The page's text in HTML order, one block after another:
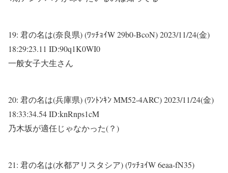
19: 君の名は(奈良県) (ﾜｯﾁｮｲW 29b0-BcoN)2023/11/24(金)
18:29:23.11 ID:90q1K0WI0
一般女子大生さん
20: 君の名は(兵庫県) (ﾜﾝﾄﾝｷﾝ MM52-4ARC)2023/11/24(金)
18:33:34.54 ID:knRnps1cM
乃木坂が適任じゃなかった(？)
21: 君の名は(水都アリスタシア) (ﾜｯﾁｮｲW 6eaa-fN35)